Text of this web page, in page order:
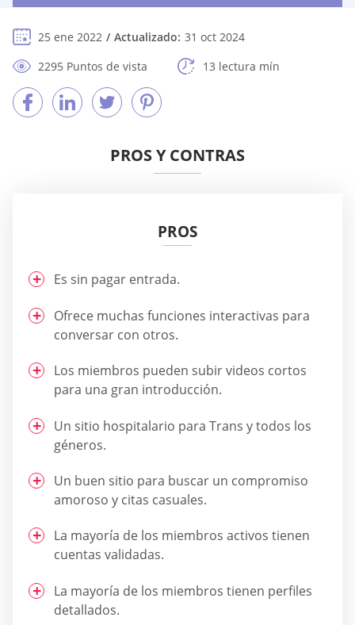
25 ene 2022 Actualizado: 31 oct 2024
2295 Puntos de vista
13 lectura mín
PROS Y CONTRAS
PROS
Es sin pagar entrada.
Ofrece muchas funciones interactivas para
conversar con otros.
Los miembros pueden subir videos cortos
para una gran introducción.
Un sitio hospitalario para Trans y todos los
géneros.
Un buen sitio para buscar un compromiso
amoroso y citas casuales.
La mayoría de los miembros activos tienen
cuentas validadas.
La mayoría de los miembros tienen perfiles
detallados.